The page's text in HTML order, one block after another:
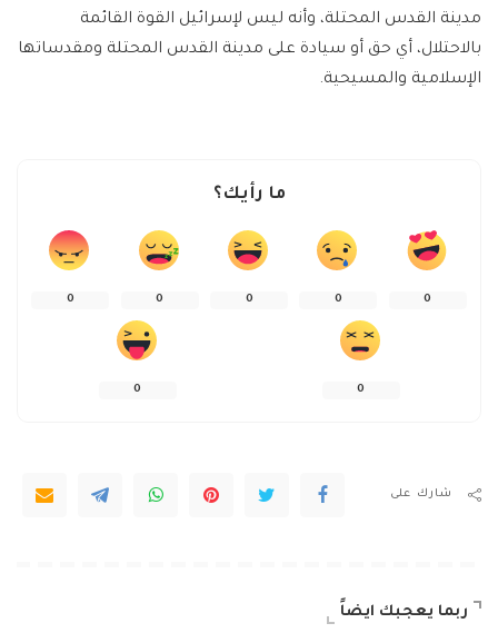
مدينة القدس المحتلة، وأنه ليس لإسرائيل القوة القائمة
بالاحتلال، أي حق أو سيادة على مدينة القدس المحتلة ومقدساتها
الإسلامية والمسيحية.
ما رأيك؟
0
0
0
0
0
0
0
شارك على
ربما يعجبك ايضاً